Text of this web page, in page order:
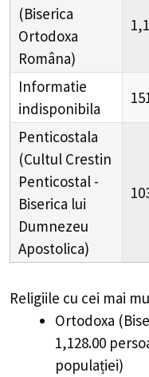
(Biserica
Ortodoxa
Româna)
Informatie
indisponibila
Penticostala
(Cultul Crestin
Penticostal -
Biserica lui
Dumnezeu
Apostolica)
Religiile cu cei mai
Ortodoxa
1,128.00
populației)